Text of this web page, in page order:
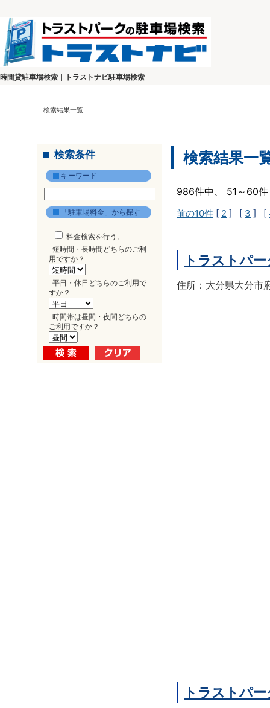
時間貸駐車場検索｜トラストナビ駐車場検索
検索結果一覧
検索条件
キーワード
「駐車場料金」から探す
料金検索を行う。
短時間・長時間どちらのご利
用ですか？
平日・休日どちらのご利用で
すか？
時間帯は昼間・夜間どちらの
ご利用ですか？
検索結果一
986件中、 51～60
前の10件 [ 2 ] [ 3 ] [
トラストパ
住所：大分県大分市
トラストパ